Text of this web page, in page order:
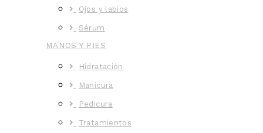
Ojos y labios
Sérum
MANOS Y PIES
Hidratación
Manicura
Pedicura
Tratamientos